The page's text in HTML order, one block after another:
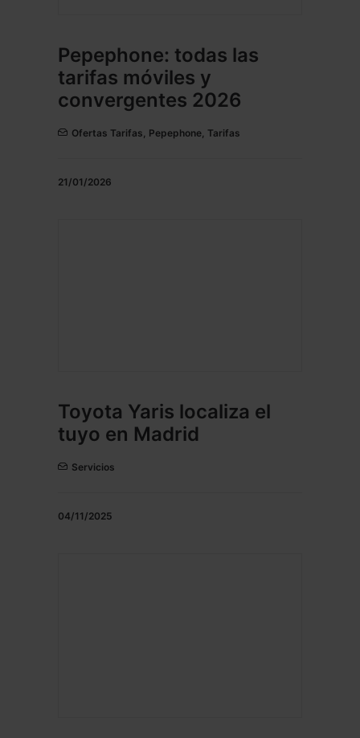
Pepephone: todas las
tarifas móviles y
convergentes 2026
Ofertas Tarifas, Pepephone, Tarifas
21/01/2026
Toyota Yaris localiza el
tuyo en Madrid
Servicios
04/11/2025